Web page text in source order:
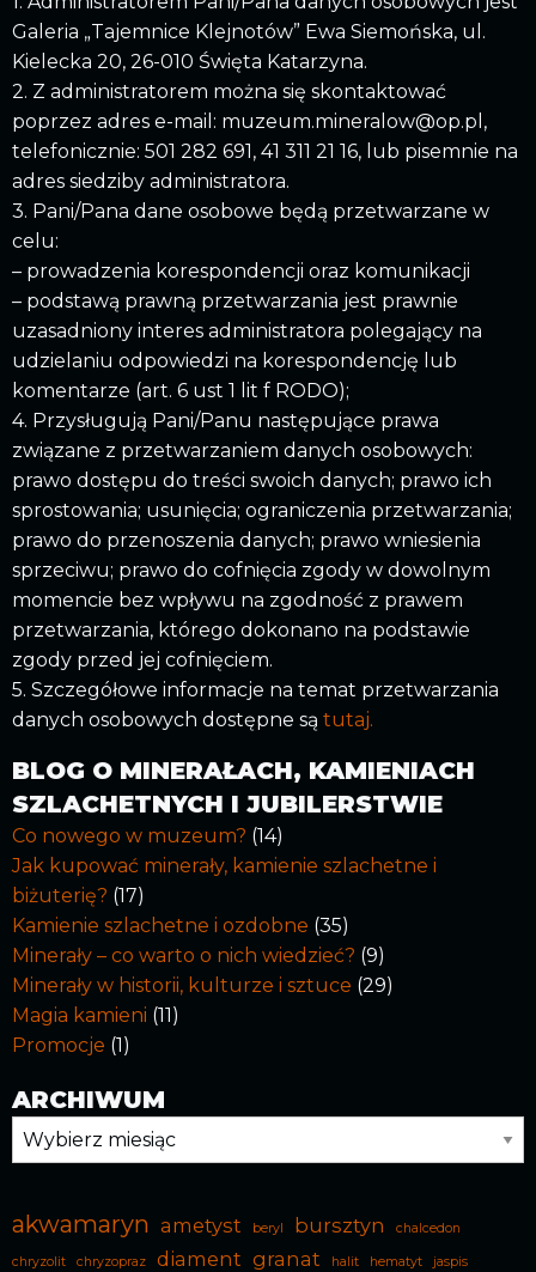
Galeria „Tajemnice Klejnotów” Ewa Siemońska, ul.
Kielecka 20, 26-010 Święta Katarzyna.
2. Z administratorem można się skontaktować
poprzez adres e-mail: muzeum.mineralow@op.pl,
telefonicznie: 501 282 691, 41 311 21 16, lub pisemnie na
adres siedziby administratora.
3. Pani/Pana dane osobowe będą przetwarzane w
celu:
– prowadzenia korespondencji oraz komunikacji
– podstawą prawną przetwarzania jest prawnie
uzasadniony interes administratora polegający na
udzielaniu odpowiedzi na korespondencję lub
komentarze (art. 6 ust 1 lit f RODO);
4. Przysługują Pani/Panu następujące prawa
związane z przetwarzaniem danych osobowych:
prawo dostępu do treści swoich danych; prawo ich
sprostowania; usunięcia; ograniczenia przetwarzania;
prawo do przenoszenia danych; prawo wniesienia
sprzeciwu; prawo do cofnięcia zgody w dowolnym
momencie bez wpływu na zgodność z prawem
przetwarzania, którego dokonano na podstawie
zgody przed jej cofnięciem.
5. Szczegółowe informacje na temat przetwarzania
danych osobowych dostępne są tutaj.
BLOG O MINERAŁACH, KAMIENIACH
SZLACHETNYCH I JUBILERSTWIE
Co nowego w muzeum? (14)
Jak kupować minerały, kamienie szlachetne i
biżuterię? (17)
Kamienie szlachetne i ozdobne (35)
Minerały – co warto o nich wiedzieć? (9)
Minerały w historii, kulturze i sztuce (29)
Magia kamieni (11)
Promocje (1)
ARCHIWUM
Archiwum
akwamaryn ametyst beryl bursztyn chalcedon
chryzolit chryzopraz diament granat halit hematyt
jaspis